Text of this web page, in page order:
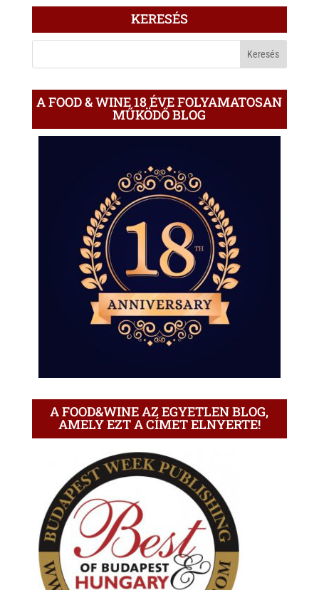
ÍRÁS
BLOGON
KERESÉS
A FOOD & WINE 18 ÉVE FOLYAMATOSAN
MŰKÖDŐ BLOG
A FOOD&WINE AZ EGYETLEN BLOG,
AMELY EZT A CÍMET ELNYERTE!